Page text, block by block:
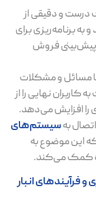
درست و دقیقی از
برنامه‌ریزی برای
پیش‌بینی فروش
مسائل و مشکلات
نهایی را از
را افزایش می‌دهد.
بهسیستم‌های
که این موضوع به
کمک می‌کند.
و فرآیندهای انبار